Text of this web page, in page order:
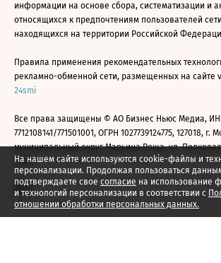
На нашем сайте используются cookie-файлы и
персонализации. Продолжая пользоваться
подтверждаете свое согласие на использование
и технологий персонализации в соответствии с
отношении обработки персональных данных.
информации на основе сбора, систематизации и
относящихся к предпочтениям пользователей
находящихся на территории Российской
Правила применения рекомендательных
рекламно-обменной сети, размещенных на сайте
24smi
Все права защищены © АО Бизнес Ньюс Медиа,
7712108141/771501001, ОГРН 1027739124775, 127018, г.
муниципальный округ Марьина Роща, ул. Полковая,
2026